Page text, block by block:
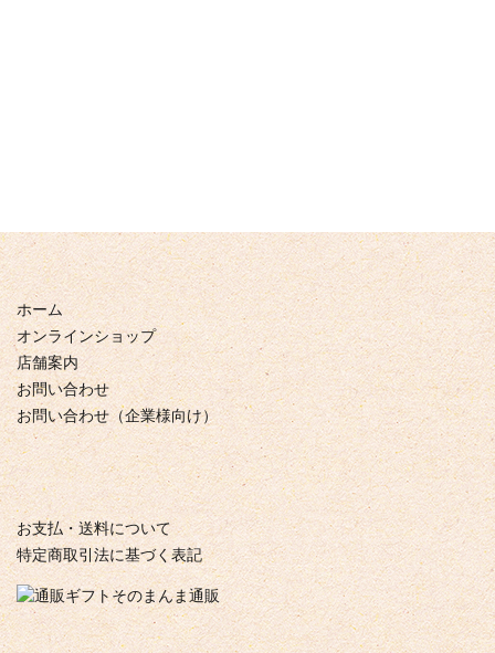
ホーム
オンラインショップ
店舗案内
お問い合わせ
お問い合わせ（企業様向け）
お支払・送料について
特定商取引法に基づく表記